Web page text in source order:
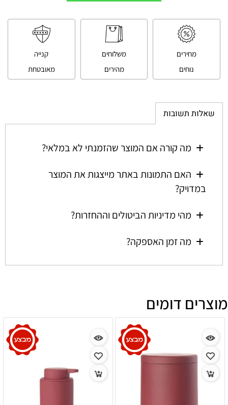
מחירים
נוחים
משלוחים
מהירים
קנייה
מאובטחת
שאלות תשובות
מה קורה אם המוצר שהזמנתי לא במלאי?
האם התמונות באתר מייצגות את המוצר
במדויק?
מהי מדיניות הביטולים וההחזרות?
מה זמן האספקה?
מוצרים דומים